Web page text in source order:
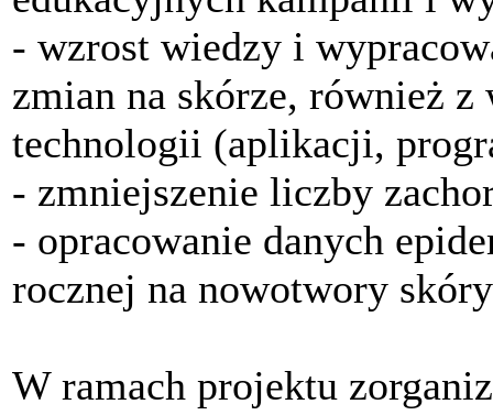
- wzrost wiedzy i
zmian na skórze, również
technologii (aplikacji,
- zmniejszenie liczby
- opracowanie danych
rocznej na nowotwory
W ramach projektu